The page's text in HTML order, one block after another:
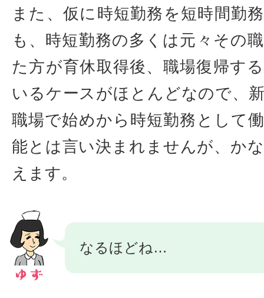
また、仮に時短勤務を短時間勤
も、時短勤務の多くは元々その
た方が育休取得後、職場復帰す
いるケースがほとんどなので、
職場で始めから時短勤務として
能とは言い決まれませんが、か
えます。
なるほどね…